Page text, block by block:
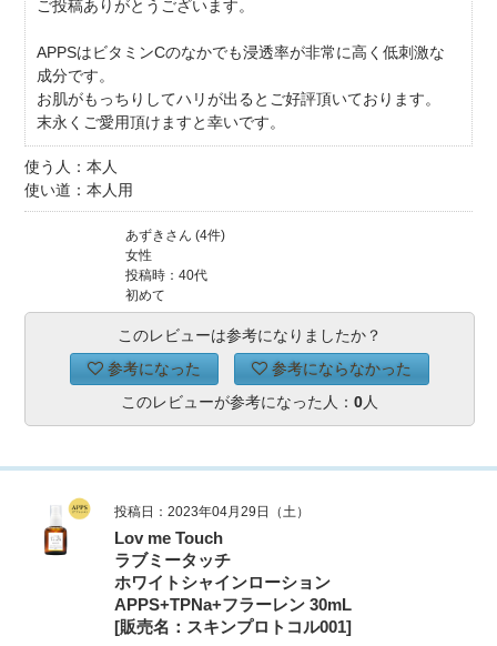
ご投稿ありがとうございます。
APPSはビタミンCのなかでも浸透率が非常に高く低刺激な
成分です。
お肌がもっちりしてハリが出るとご好評頂いております。
末永くご愛用頂けますと幸いです。
使う人：本人
使い道：本人用
あずきさん (4件)
女性
投稿時：40代
初めて
このレビューは参考になりましたか？
参考になった
参考にならなかった
このレビューが参考になった人： 0人
投稿日：2023年04月29日（土）
Lov me Touch
ラブミータッチ
ホワイトシャインローション
APPS+TPNa+フラーレン 30mL
[販売名：スキンプロトコル001]